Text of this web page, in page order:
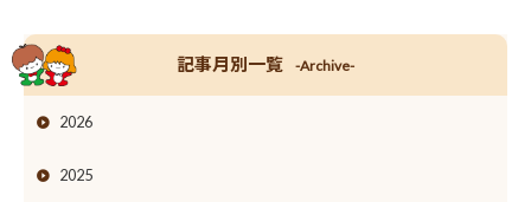
記事月別一覧 -Archive-
2026
2025